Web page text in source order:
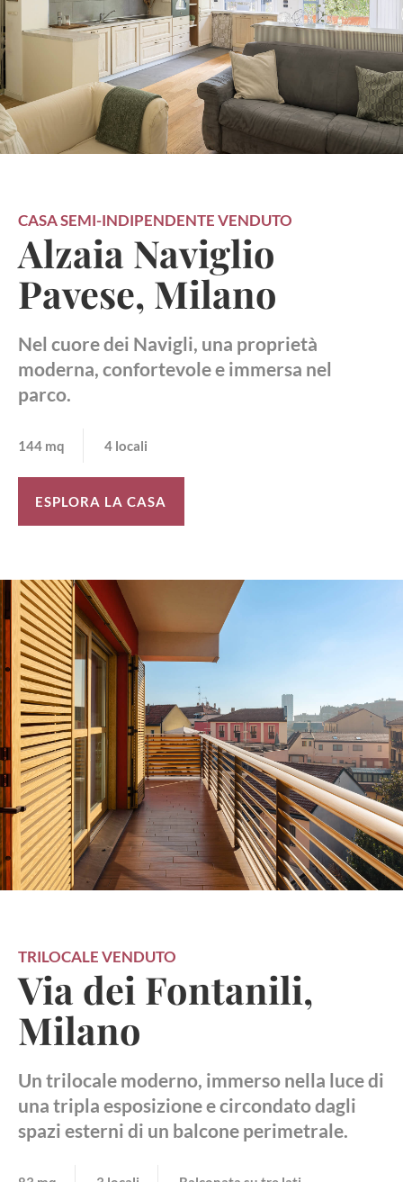
CASA SEMI-INDIPENDENTEVENDUTO
Alzaia Naviglio
Pavese, Milano
Nel cuore dei Navigli, una proprietà
moderna, confortevole e immersa nel
parco.
144 mq 4 locali
ESPLORA LA CASA
TRILOCALEVENDUTO
Via dei Fontanili,
Milano
Un trilocale moderno, immerso nella luce di
una tripla esposizione e circondato dagli
spazi esterni di un balcone perimetrale.